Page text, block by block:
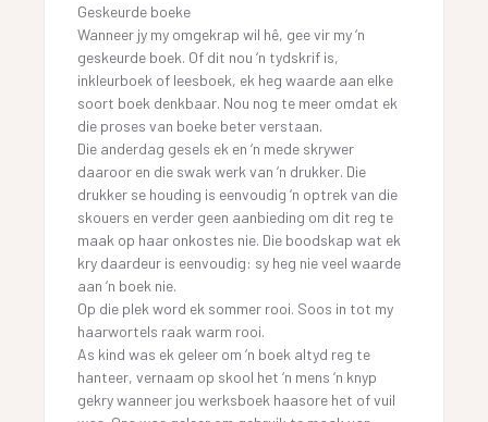
Geskeurde boeke
Wanneer jy my omgekrap wil hê, gee vir my ‘n
geskeurde boek. Of dit nou ‘n tydskrif is,
inkleurboek of leesboek, ek heg waarde aan elke
soort boek denkbaar. Nou nog te meer omdat ek
die proses van boeke beter verstaan.
Die anderdag gesels ek en ‘n mede skrywer
daaroor en die swak werk van ‘n drukker. Die
drukker se houding is eenvoudig ‘n optrek van die
skouers en verder geen aanbieding om dit reg te
maak op haar onkostes nie. Die boodskap wat ek
kry daardeur is eenvoudig: sy heg nie veel waarde
aan ‘n boek nie.
Op die plek word ek sommer rooi. Soos in tot my
haarwortels raak warm rooi.
As kind was ek geleer om ‘n boek altyd reg te
hanteer, vernaam op skool het ‘n mens ‘n knyp
gekry wanneer jou werksboek haasore het of vuil